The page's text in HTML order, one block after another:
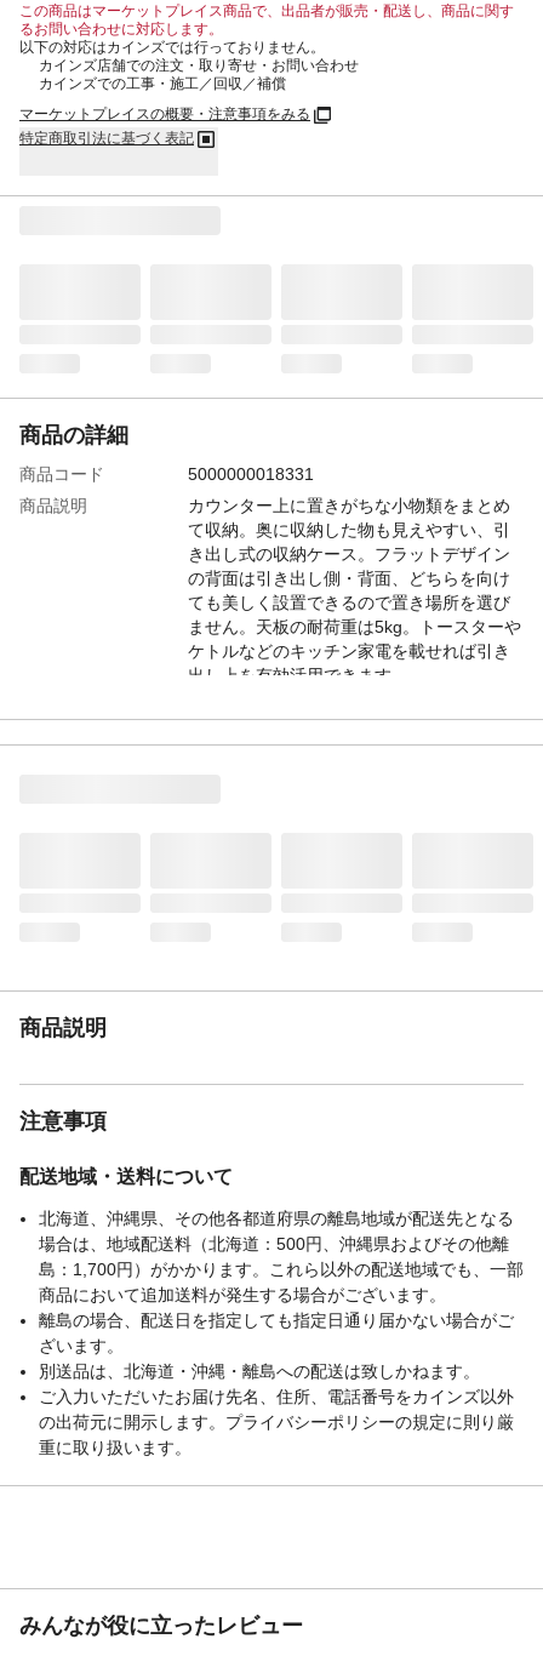
この商品はマーケットプレイス商品で、出品者が販売・配送し、商品に関す
るお問い合わせに対応します。
以下の対応はカインズでは行っておりません。
カインズ店舗での注文・取り寄せ・お問い合わせ
カインズでの工事・施工／回収／補償
マーケットプレイスの概要・注意事項をみる
特定商取引法に基づく表記
商品の詳細
商品コード
5000000018331
商品説明
カウンター上に置きがちな小物類をまとめ
て収納。奥に収納した物も見えやすい、引
き出し式の収納ケース。フラットデザイン
の背面は引き出し側・背面、どちらを向け
ても美しく設置できるので置き場所を選び
ません。天板の耐荷重は5kg。トースターや
ケトルなどのキッチン家電を載せれば引き
出し上を有効活用できます。
約0.5kg
シリーズ
備考
○ 前倒れ防止ストッパーが付いているた
JANコード
4511515044374
商品説明
注意事項
配送地域・送料について
北海道、沖縄県、その他各都道府県の離島地域が配送先となる
場合は、地域配送料（北海道：500円、沖縄県およびその他離
島：1,700円）がかかります。これら以外の配送地域でも、一部
商品において追加送料が発生する場合がございます。
離島の場合、配送日を指定しても指定日通り届かない場合がご
ざいます。
別送品は、北海道・沖縄・離島への配送は致しかねます。
ご入力いただいたお届け先名、住所、電話番号をカインズ以外
の出荷元に開示します。プライバシーポリシーの規定に則り厳
重に取り扱います。
みんなが役に立ったレビュー